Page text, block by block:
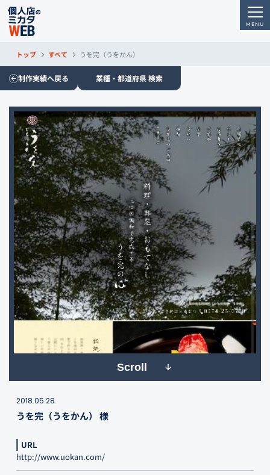
トップ すべて うを完（うをかん）
制作実績へ戻る 業種・都道府県 検索
Scroll
2018.05.28
うを完（うをかん） 様
URL
http://www.uokan.com/